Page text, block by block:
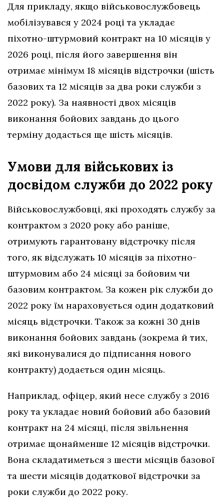
Для прикладу, якщо військовослужбовець
мобілізувався у 2024 році та укладає
піхотно-штурмовий контракт на 10 місяців у
2026 році, після його завершення він
отримає мінімум 18 місяців відстрочки (шість
базових та 12 місяців за два роки служби з
2022 року). За наявності двох місяців
виконання бойових завдань до цього
терміну додасться ще шість місяців.
Умови для військових із
досвідом служби до 2022 року
Військовослужбовці, які проходять службу за
контрактом з 2020 року або раніше,
отримують гарантовану відстрочку після
того, як відслужать 10 місяців за піхотно-
штурмовим або 24 місяці за бойовим чи
базовим контрактом. За кожен рік служби до
2022 року їм нараховується один додатковий
місяць відстрочки. Також за кожні 30 днів
виконання бойових завдань (зокрема й тих,
які виконувалися до підписання нового
контракту) додається один місяць.
Наприклад, офіцер, який несе службу з 2016
року та укладає новий бойовий або базовий
контракт на 24 місяці, після звільнення
отримає щонайменше 12 місяців відстрочки.
Вона складатиметься з шести місяців базової
та шести місяців додаткової відстрочки за
роки служби до 2022 року.